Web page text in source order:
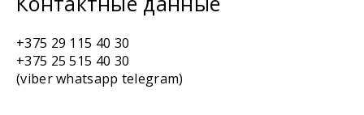
+375 29 115 40 30
+375 25 515 40 30
(viber whatsapp telegram)